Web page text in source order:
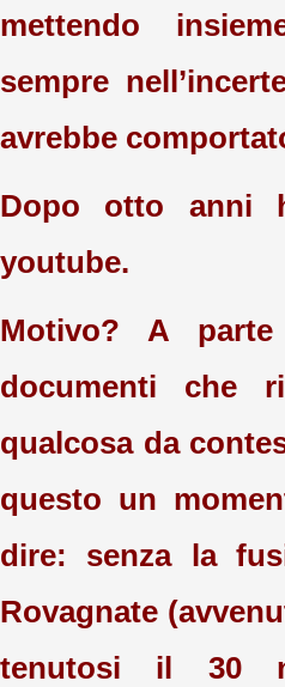
mettendo
sempre
avrebbe
Dopo otto anni
youtube.
Motivo? A
documenti che
qualcosa da
questo un
dire: senza la
Rovagnate
tenutosi il 30